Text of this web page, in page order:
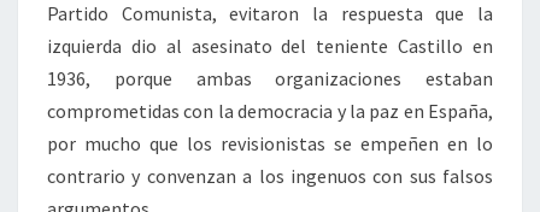
Partido Comunista, evitaron la respuesta que la
izquierda dio al asesinato del teniente Castillo en
1936, porque ambas organizaciones estaban
comprometidas con la democracia y la paz en España,
por mucho que los revisionistas se empeñen en lo
contrario y convenzan a los ingenuos con sus falsos